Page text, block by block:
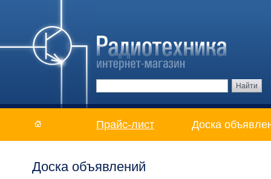
Прайс-лист Доска
Доска объявлений